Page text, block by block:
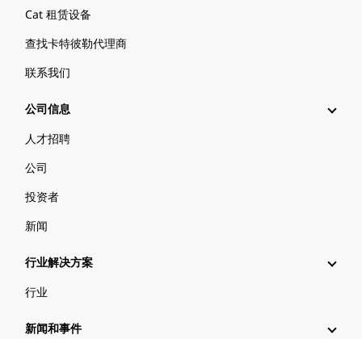
Cat 租赁设备
查找卡特彼勒代理商
联系我们
公司信息
人才招聘
公司
投资者
新闻
行业解决方案
行业
新闻和事件